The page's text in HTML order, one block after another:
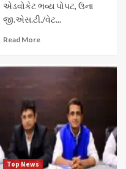
એડવોકેટ ભવ્ય પોપટ, ઉના
જી.એસ.ટી./વેટ...
Read More
Top News